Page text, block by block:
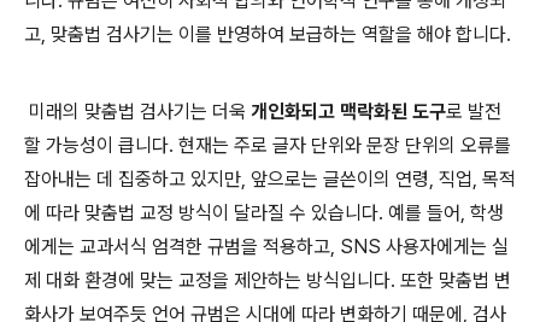
고, 맞춤법 검사기는 이를 반영하여 보급하는 역할을 해야 합니다.
미래의 맞춤법 검사기는 더욱 개인화되고 맥락화된 도구로 발전
할 가능성이 큽니다. 현재는 주로 글자 단위와 문장 단위의 오류를
잡아내는 데 집중하고 있지만, 앞으로는 글쓴이의 연령, 직업, 목적
에 따라 맞춤법 교정 방식이 달라질 수 있습니다. 예를 들어, 학생
에게는 교과서식 엄격한 규범을 적용하고, SNS 사용자에게는 실
제 대화 환경에 맞는 교정을 제안하는 방식입니다. 또한 맞춤법 변
화사가 보여주듯 언어 규범은 시대에 따라 변화하기 때문에, 검사